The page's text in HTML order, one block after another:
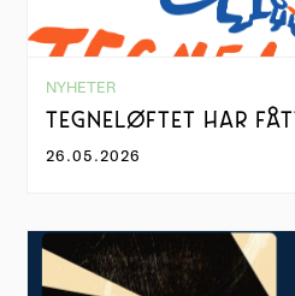
NYHETER
TEGNELØFTET HAR
26.05.2026